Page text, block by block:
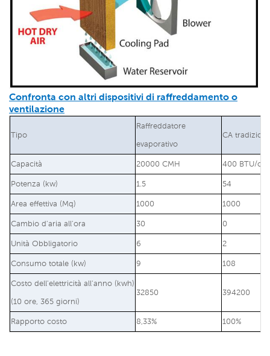
Confronta con altri dispositivi di raffreddamento o
ventilazione
Tipo
Raffreddatore
evaporativo
CA
Capacità 20000 CMH 400 BTU/ora
Potenza (kw) 1.5 54
Area effettiva (Mq) 1000 1000
Cambio d'aria all'ora 30 0
Unità Obbligatorio 6 2
Consumo totale (kw) 9 108
Costo dell'elettricità all'anno (kwh)
(10 ore, 365 giorni)
32850 394200
Rapporto costo 8,33% 100%